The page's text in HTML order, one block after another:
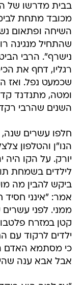
בבית מדרשו של
מכובד מתחת
השיחה ופתאום
שהתחיל מנגינה
נישרף". הרבי
רגליו, דחף את
שכמעט נפל. ואז
ומטה, מתנדנד
השנים שהרבי
חלפו עשרים
הנו"ן והטלפון
יורק. על הקו היה
לילדים בשמחת
ביקש להבין מה
אמר: "אינני
קטן במזרח
ילדים לרקוד עם
כי מסתמא האדם
אבל אבא ענה